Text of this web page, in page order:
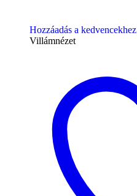
Hozzáadás a kedvencekhez
Villámnézet